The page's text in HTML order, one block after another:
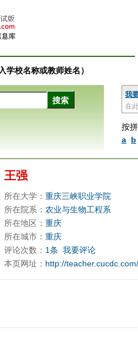
学校名称或教师姓名）
我
在
按
a b
王强
所在大学： 重庆三峡职业学院
所在院系： 农业与生物工程系
所在地区： 重庆
所在城市： 重庆
评论次数： 1条 我要评论
本页网址： http://